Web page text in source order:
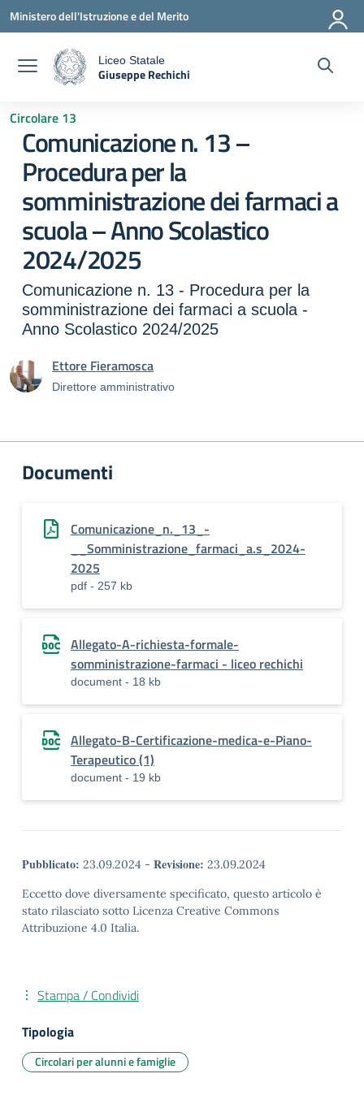
Vai ai contenuti
Vai al menu di navigazione
Vai al footer
Ministero dell'Istruzione e del Merito
Liceo Statale
Giuseppe Rechichi
Circolare 13
Comunicazione n. 13 –
Procedura per la
somministrazione dei farmaci a
scuola – Anno Scolastico
2024/2025
Comunicazione n. 13 - Procedura per la
somministrazione dei farmaci a scuola -
Anno Scolastico 2024/2025
Ettore Fieramosca
Direttore amministrativo
Documenti
Comunicazione_n._13_-
__Somministrazione_farmaci_a.s_2024-
2025
pdf - 257 kb
Allegato-A-richiesta-formale-
somministrazione-farmaci - liceo rechichi
document - 18 kb
Allegato-B-Certificazione-medica-e-Piano-
Terapeutico (1)
document - 19 kb
Pubblicato: 23.09.2024 - Revisione: 23.09.2024
Eccetto dove diversamente specificato, questo articolo è
stato rilasciato sotto Licenza Creative Commons
Attribuzione 4.0 Italia.
Stampa / Condividi
Tipologia
Circolari per alunni e famiglie